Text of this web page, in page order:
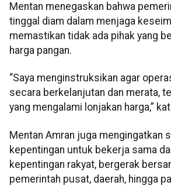
Mentan menegaskan bahwa
tinggal diam dalam menjaga
memastikan tidak ada pihak yang
harga pangan.
“Saya menginstruksikan agar
secara berkelanjutan dan merata,
yang mengalami lonjakan harga,”
Mentan Amran juga mengingatkan
kepentingan untuk bekerja sama
kepentingan rakyat, bergerak
pemerintah pusat, daerah, hingga